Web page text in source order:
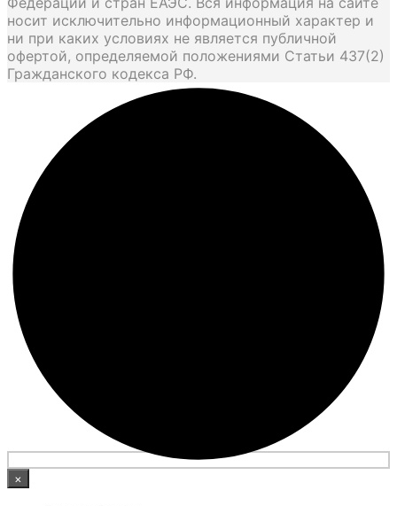
носит исключительно информационный характер и
ни при каких условиях не является публичной
офертой, определяемой положениями Статьи 437(2)
Гражданского кодекса РФ.
×